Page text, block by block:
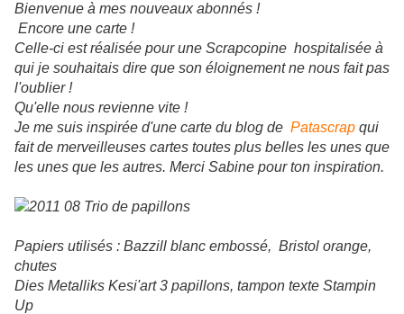
Bienvenue à mes nouveaux abonnés !
Encore une carte !
Celle-ci est réalisée pour une Scrapcopine hospitalisée à
qui je souhaitais dire que son éloignement ne nous fait pas
l'oublier !
Qu'elle nous revienne vite !
Je me suis inspirée d'une carte du blog de Patascrap qui
fait de merveilleuses cartes toutes plus belles les unes que
les unes que les autres. Merci Sabine pour ton inspiration.
Papiers utilisés : Bazzill blanc embossé, Bristol orange,
chutes
Dies Metalliks Kesi'art 3 papillons, tampon texte Stampin
Up